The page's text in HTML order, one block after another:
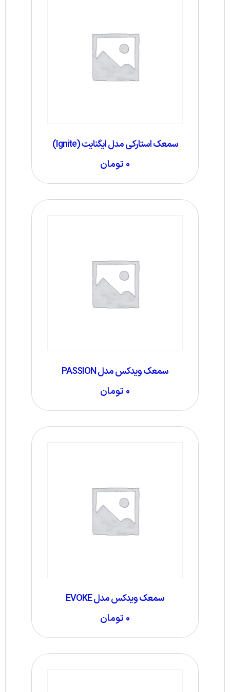
سمعک استارکی مدل ایگنایت (Ignite)
۰ تومان
سمعک ویدکس مدل PASSION
۰ تومان
سمعک ویدکس مدل EVOKE
۰ تومان